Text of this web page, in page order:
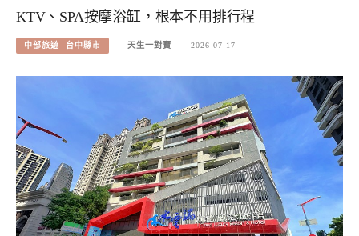
KTV、SPA按摩浴缸，根本不用排行程
中部旅遊--台中縣市 天生一對寶 2026-07-17